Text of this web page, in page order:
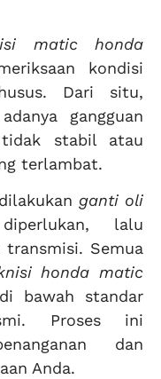
matic honda
kondisi
Dari situ,
gangguan
stabil atau
terlambat.
ganti oli
lalu
transmisi. Semua
honda matic
bawah standar
Proses ini
dan
Anda.